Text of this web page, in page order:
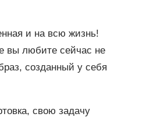
и на всю жизнь!
вы любите сейчас не
созданный у себя
свою задачу